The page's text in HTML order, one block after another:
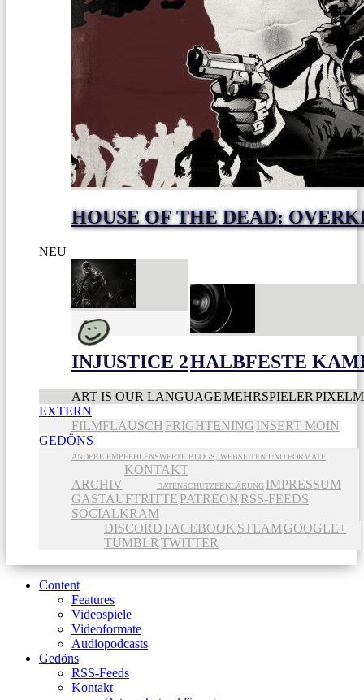
HOUSE OF THE DEAD:
NEU
INJUSTICE 2HALBFESTE
ART IS OUR LANGUAGEMEHRSPIELER
EXTERN
FILMFLAUSCH FRIGHTENING INSERT MOIN
GEDÖNS
ANDERE EMPFEHLENSWERTE BLOGS, WEBSEITEN UND FORMATE
ARCHIV
KONTAKT
DATENSCHUTZERKLÄRUNG IMPRESSUM
GASTAUFTRITTE PATREON RSS-FEEDS
SOCIALKRAM
DISCORD FACEBOOK STEAMGOOGLE+
TUMBLR TWITTER
Content
Features
Videospiele
Videoformate
Audiopodcasts
Gedöns
RSS-Feeds
Kontakt